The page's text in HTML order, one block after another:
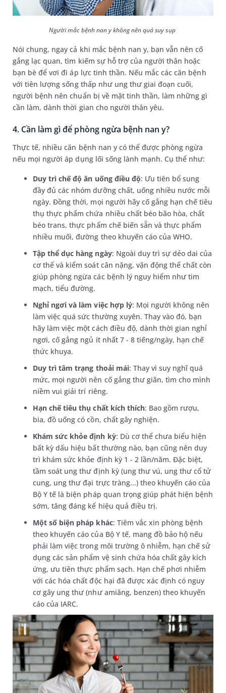
Người mắc bệnh nan y không nên quá suy sụp
Nói chung, ngay cả khi mắc bệnh nan y, bạn vẫn nên cố
gắng lạc quan, tìm kiếm sự hỗ trợ của người thân hoặc
bạn bè để vơi đi áp lực tinh thần. Nếu mắc các căn bệnh
với tiên lượng sống thấp như ung thư giai đoạn cuối,
người bệnh nên chuẩn bị về mặt tinh thần, làm những gì
cần làm, dành thời gian cho người thân yêu.
4. Cần làm gì để phòng ngừa bệnh nan y?
Thực tế, nhiều căn bệnh nan y có thể được phòng ngừa
nếu mọi người áp dụng lối sống lành mạnh. Cụ thể như:
Duy trì chế độ ăn uống điều độ: Ưu tiên bổ sung
đầy đủ các nhóm dưỡng chất, uống nhiều nước mỗi
ngày. Đồng thời, mọi người hãy cố gắng hạn chế tiêu
thụ thực phẩm chứa nhiều chất béo bão hòa, chất
béo trans, thực phẩm chế biến sẵn và thực phẩm
nhiều muối, đường theo khuyến cáo của WHO.
Tập thể dục hàng ngày: Ngoài duy trì sự dẻo dai của
cơ thể và kiểm soát cân nặng, vận động thể chất còn
giúp phòng ngừa các bệnh lý nguy hiểm như tim
mạch, tiểu đường.
Nghỉ ngơi và làm việc hợp lý: Mọi người không nên
làm việc quá sức thường xuyên. Thay vào đó, bạn
hãy làm việc một cách điều độ, dành thời gian nghỉ
ngơi, cố gắng ngủ ít nhất 7 - 8 tiếng/ngày, hạn chế
thức khuya.
Duy trì tâm trạng thoải mái: Thay vì suy nghĩ quá
mức, mọi người nên cố gắng thư giãn, tìm cho mình
niềm vui giải trí riêng.
Hạn chế tiêu thụ chất kích thích: Bao gồm rượu,
bia, đồ uống có cồn, chất gây nghiện.
Khám sức khỏe định kỳ: Dù cơ thể chưa biểu hiện
bất kỳ dấu hiệu bất thường nào, bạn cũng nên duy
trì khám sức khỏe định kỳ 1 - 2 lần/năm. Đặc biệt,
tầm soát ung thư định kỳ (ung thư vú, ung thư cổ tử
cung, ung thư đại trực tràng...) theo khuyến cáo của
Bộ Y tế là biện pháp quan trọng giúp phát hiện bệnh
sớm, tăng đáng kể hiệu quả điều trị.
Một số biện pháp khác: Tiêm vắc xin phòng bệnh
theo khuyến cáo của Bộ Y tế, mang đồ bảo hộ nếu
phải làm việc trong môi trường ô nhiễm, hạn chế sử
dụng các sản phẩm vệ sinh chứa hóa chất gây kích
ứng, ưu tiên thực phẩm sạch. Hạn chế phơi nhiễm
với các hóa chất độc hại đã được xác định có nguy
cơ gây ung thư (như amiăng, benzen) theo khuyến
cáo của IARC.